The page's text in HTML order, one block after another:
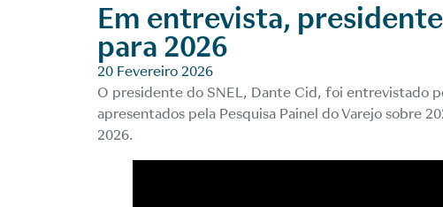
Em entrevista,
para 2026
20 Fevereiro 2026
O presidente do SNEL, Dante Cid, foi entrevistado
apresentados pela Pesquisa Painel do Varejo sobre
2026.